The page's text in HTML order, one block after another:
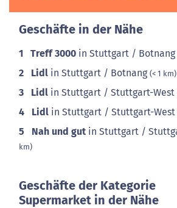
Geschäfte in der Nähe
1 Treff 3000 in Stuttgart / Botnang
2 Lidl in Stuttgart / Botnang (< 1 km)
3 Lidl in Stuttgart / Stuttgart-West
4 Lidl in Stuttgart / Stuttgart-West
5 Nah und gut in Stuttgart /
km)
Geschäfte der Kategorie
Supermarket in der Nähe